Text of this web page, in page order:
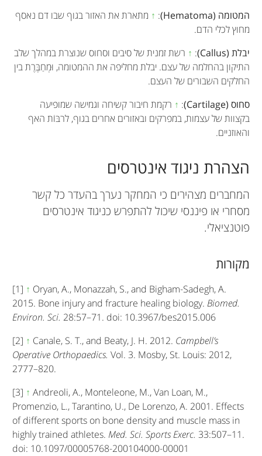
המטומה (Hematoma)
:
↑ מתארת את האזור בגוף שבו דם נאסף
מחוץ לכלי הדם.
יבלת (Callus)
:
↑ רשת זמנית של סיבים וסחוס שנוצרת במהלך שלב
התיקון בהחלמה של עצם. יבלת מחליפה את ההמטומה, וּמְחַבֶּרֶת בין
החלקים השבורים של העצם.
סחוס (Cartilage)
:
↑ רקמת חיבור קשיחה וגמישה שמופיעה
בקצוות של עצמות, במפרקים ובאזורים אחרים בגוף, לרבּוֹת האף
והאוזניים.
הצהרת ניגוד אינטרסים
המחברים מצהירים כי המחקר נערך בהעדר כל קשר
מסחרי או פיננסי שיכול להתפרש כניגוד אינטרסים
פוטנציאלי.
מקורות
[1] ↑ Oryan, A., Monazzah, S., and Bigham-Sadegh, A.
2015. Bone injury and fracture healing biology.Biomed.
Environ. Sci. 28:57–71. doi: 10.3967/bes2015.006
[2] ↑ Canale, S. T., and Beaty, J. H. 2012.Campbell’s
Operative Orthopaedics. Vol. 3. Mosby, St. Louis: 2012,
2777–820.
[3] ↑ Andreoli, A., Monteleone, M., Van Loan, M.,
Promenzio, L., Tarantino, U., De Lorenzo, A. 2001. Effects
of different sports on bone density and muscle mass in
highly trained athletes.Med. Sci. Sports Exerc. 33:507–11.
doi: 10.1097/00005768-200104000-00001